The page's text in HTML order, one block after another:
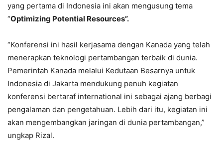
yang pertama di Indonesia ini akan mengusung tema
“Optimizing Potential Resources”.
“Konferensi ini hasil kerjasama dengan Kanada yang telah
menerapkan teknologi pertambangan terbaik di dunia.
Pemerintah Kanada melalui Kedutaan Besarnya untuk
Indonesia di Jakarta mendukung penuh kegiatan
konferensi bertaraf international ini sebagai ajang berbagi
pengalaman dan pengetahuan. Lebih dari itu, kegiatan ini
akan mengembangkan jaringan di dunia pertambangan,”
ungkap Rizal.